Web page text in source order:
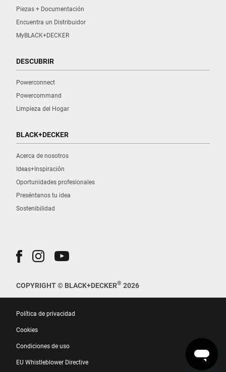
Piezas + Documentación
Encuentra un Distribuidor
MyBLACK+DECKER
DESCUBRIR
Powerconnect
Powercommand
Limpieza del Hogar
BLACK+DECKER
Acerca de nosotros
Ideas+Inspiración
Oportunidades profesionales
Preséntanos tu idea
Sostenibilidad
COPYRIGHT © BLACK+DECKER® 2026
Política de privacidad
Cookies
Condiciones de uso
EU Whistleblower Directive